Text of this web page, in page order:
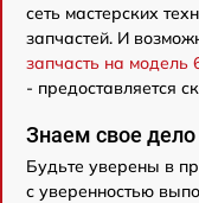
сеть мастерских
запчастей. И
запчасть на модель
- предоставляется
Знаем свое дело
Будьте уверены в
с уверенностью